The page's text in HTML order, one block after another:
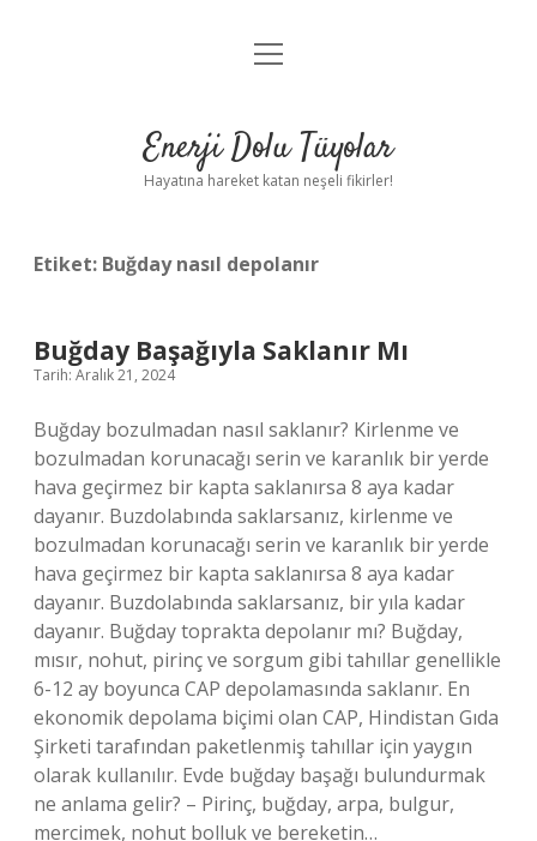
Anasayfa
Yasal Uyarı
menüyü
Enerji Dolu Tüyolar
Hayatına hareket katan neşeli fikirler!
Etiket: Buğday nasıl depolanır
Buğday Başağıyla Saklanır Mı
Tarih: Aralık 21, 2024
Buğday bozulmadan nasıl saklanır? Kirlenme ve
bozulmadan korunacağı serin ve karanlık bir yerde
hava geçirmez bir kapta saklanırsa 8 aya kadar
dayanır. Buzdolabında saklarsanız, kirlenme ve
bozulmadan korunacağı serin ve karanlık bir yerde
hava geçirmez bir kapta saklanırsa 8 aya kadar
dayanır. Buzdolabında saklarsanız, bir yıla kadar
dayanır. Buğday toprakta depolanır mı? Buğday,
mısır, nohut, pirinç ve sorgum gibi tahıllar genellikle
6-12 ay boyunca CAP depolamasında saklanır. En
ekonomik depolama biçimi olan CAP, Hindistan Gıda
Şirketi tarafından paketlenmiş tahıllar için yaygın
olarak kullanılır. Evde buğday başağı bulundurmak
ne anlama gelir? – Pirinç, buğday, arpa, bulgur,
mercimek, nohut bolluk ve bereketin…